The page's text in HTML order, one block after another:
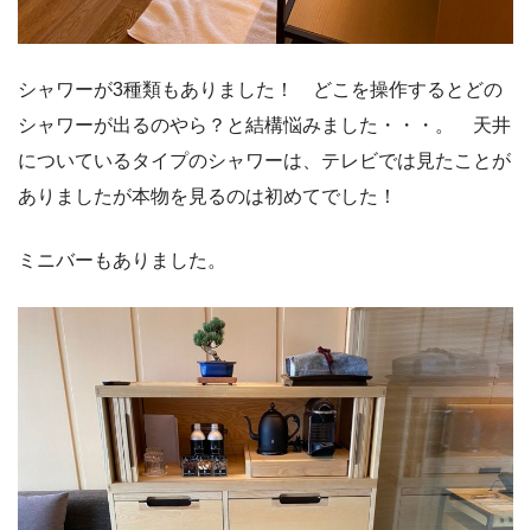
シャワーが3種類もありました！ どこを操作するとどの
シャワーが出るのやら？と結構悩みました・・・。 天井
についているタイプのシャワーは、テレビでは見たことが
ありましたが本物を見るのは初めてでした！
ミニバーもありました。